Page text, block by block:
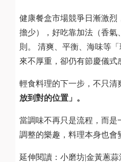
健康餐盒市場競爭日漸激烈
擔少），好吃靠加法（香氣
則。 清爽、平衡、海味等
來不厚重，卻仍有節慶儀式
輕食料理的下一步，不只清
放到對的位置」。
當調味不再只是流程，而是
調整的樂趣，料理本身也會
延伸閱讀：小磨坊|金黃蔥